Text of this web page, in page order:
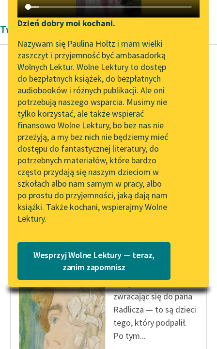
Katalog DAISY
Podkasty o książkach
Zgłoś brak utworu
Aktualności
„Prokurator Alicja Horn”
do słuchania
Byliśmy częścią AI Impact
Lab
Zapraszamy na spotkanie
online z tłumaczkami
literatury skandynawskiej
Spotkanie z Katarzyną
Tunkiel w Oslo
102. lata temu zmarł
Joseph Conrad
Lektury szkolne i klasyka
literatury do słuchania dla
uczennic i uczniów z
niepełnosprawnościami
E-kolekcja lektur
szkolnych i literatury do
słuchania dla uczennic i
Narzędzia
Mapa Wolnych Lektur
Leśmianator
Przewodnik dla piszących i
czytających
API
OAI-PMH
Widget Wolnych Lektur
Przypisy
Katalog w formacie PDF
Dzień dobry moi kochani.
Nazywam się Paulina Holtz i mam wielki
zaszczyt i przyjemność być ambasadorką
Wolnych Lektur. Wolne Lektury to dostęp
do bezpłatnych książek, do bezpłatnych
audiobooków i różnych publikacji. Ale oni
potrzebują naszego wsparcia. Musimy nie
tylko korzystać, ale także wspierać
finansowo Wolne Lektury, bo bez nas nie
przeżyją, a my bez nich nie będziemy mieć
dostępu do fantastycznej literatury, do
potrzebnych materiałów, które bardzo
często przydają się naszym dzieciom w
szkołach albo nam samym w pracy, albo
po prostu do przyjemności, jaką dają nam
książki. Także kochani, wspierajmy Wolne
Lektury.
Wesprzyj Wolne Lektury — teraz,
zanim zapomnisz
Twórczość Pozytywizm Zofii Urbanowskiej
Zofia Urbanowska
Księżniczka
— Dobre, poczciwe
dziecko, jak o nas
obojgu pamiętałaś!
Słyszysz, Marcinie,
Helcia przywiozła dla
ciebie starego...
Czytaj więcej
Księżniczka
— Ojcze — rzekła
zwracając się do pana
Radlicza — to są dzieci
tego, który podpalił.
Po tym...